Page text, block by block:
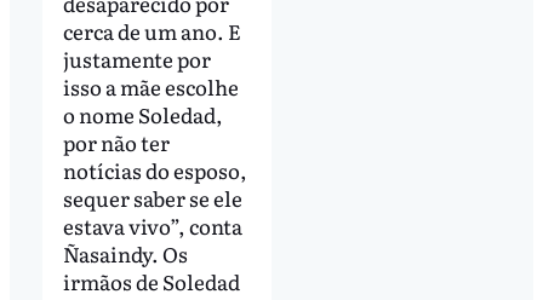
cerca de um ano. E
justamente por
isso a mãe escolhe
o nome Soledad,
por não ter
notícias do esposo,
sequer saber se ele
estava vivo”, conta
Ñasaindy. Os
irmãos de Soledad